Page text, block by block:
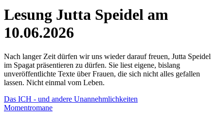
Lesung Jutta Speidel am
10.06.2026
Nach langer Zeit dürfen wir uns wieder darauf freuen, Jutta Speidel
im Spagat präsentieren zu dürfen. Sie liest eigene, bislang
unveröffentlichte Texte über Frauen, die sich nicht alles gefallen
lassen. Nicht einmal vom Leben.
Das ICH - und andere Unannehmlichkeiten
Momentromane